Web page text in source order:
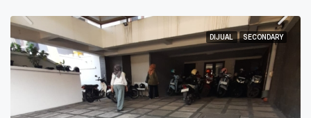
DIJUAL SECONDARY